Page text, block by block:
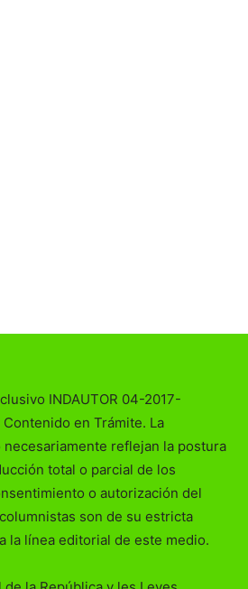
INDAUTOR 04-2017-
en Trámite. La
reflejan la postura
total o parcial de los
o autorización del
son de su estricta
la línea editorial de este medio.